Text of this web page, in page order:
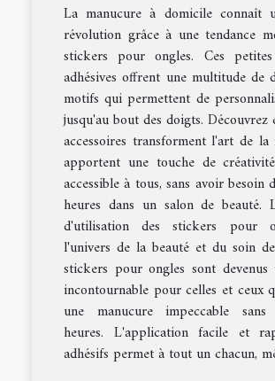
La manucure à domicile connaît
révolution grâce à une tendance
stickers pour ongles. Ces
adhésives offrent une multitude de
motifs qui permettent de
jusqu'au bout des doigts. Découvrez
accessoires transforment l'art de
apportent une touche de
accessible à tous, sans avoir besoin
heures dans un salon de beauté.
d'utilisation des stickers pour
l'univers de la beauté et du soin
stickers pour ongles sont
incontournable pour celles et ceux
une manucure impeccable
heures. L'application facile et
adhésifs permet à tout un chacun,